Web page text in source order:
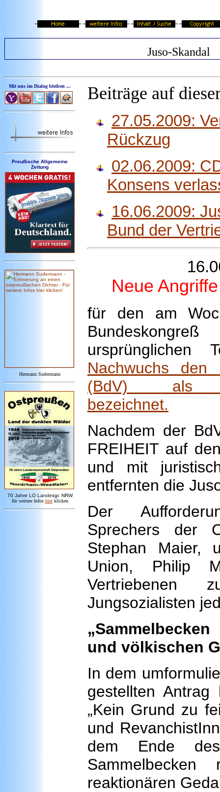
Juso-Skandal
Mit uns im Dialog bleiben ...
Preußische Allgemeine
Zeitung
Hermann Sudermann
70 Jahre LO Landesgr. NRW
für weitere Infos hier klicken
Beiträge auf
27.05.2009:
Rückzug
02.06.2009:
Konsens
16.06.2009:
Bund der
Neue
für den am
Nachwuchs den
(BdV) als
bezeichnet.
Nachdem der
FREIHEIT auf
und mit
entfernten die
Der
Sprechers der
Stephan Maier,
Union, Philip
Vertriebenen
Jungsozialisten
und völkischen
In dem
gestellten
„Kein Grund zu
und
dem Ende
Sammelbecken
reaktionären